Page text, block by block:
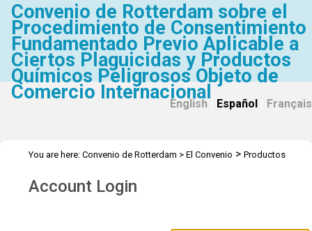
Convenio de Rotterdam sobre el
Procedimiento de Consentimiento
Fundamentado Previo Aplicable a
Ciertos Plaguicidas y Productos
Químicos Peligrosos Objeto de
Comercio Internacional
English Español Français
You are here: Convenio de Rotterdam > El Convenio > Productos
Account Login